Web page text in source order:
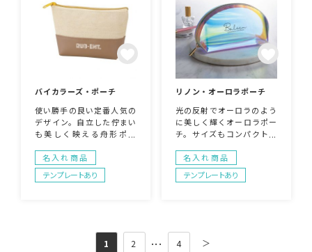
バイカラーズ・ポーチ
使い勝手の良い定番人気の
デザイン。自立した佇まい
も美しく映える舟形ポー
名入れ商品
テンプレートあり
リノン・オーロラポーチ
光の反射でオーロラのよう
に美しく輝くオーロラポー
チ。サイズもコンパクトな
の一つ。コスメなどの美容
関連アイテムの購入特典
や、女性向けイベントなど
名入れ商品
テンプレートあり
1 2 ... 4 ＞